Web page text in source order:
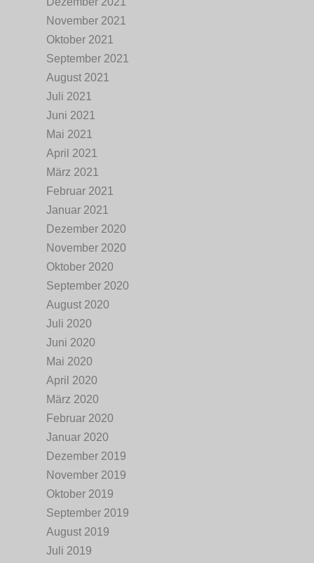
November 2021
Oktober 2021
September 2021
August 2021
Juli 2021
Juni 2021
Mai 2021
April 2021
März 2021
Februar 2021
Januar 2021
Dezember 2020
November 2020
Oktober 2020
September 2020
August 2020
Juli 2020
Juni 2020
Mai 2020
April 2020
März 2020
Februar 2020
Januar 2020
Dezember 2019
November 2019
Oktober 2019
September 2019
August 2019
Juli 2019